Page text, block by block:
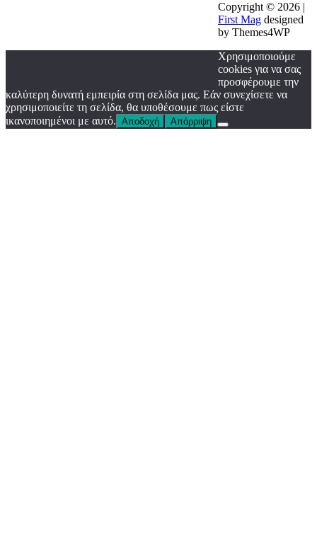
Copyright © 2026 |
First Mag designed
by Themes4WP
Χρησιμοποιούμε
cookies για να σας
προσφέρουμε την
καλύτερη δυνατή εμπειρία στη σελίδα μας. Εάν συνεχίσετε να
χρησιμοποιείτε τη σελίδα, θα υποθέσουμε πως είστε
ικανοποιημένοι με αυτό. Αποδοχή Απόρριψη